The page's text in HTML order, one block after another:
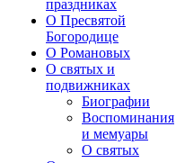
праздниках
О Пресвятой
Богородице
О Романовых
О святых и
подвижниках
Биографии
Воспоминания
и мемуары
О святых